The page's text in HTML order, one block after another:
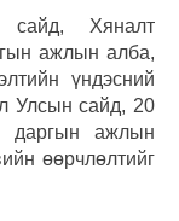
сайд, Хяналт
ажлын алба,
үндэсний
Улсын сайд, 20
даргын ажлын
өөрчлөлтийг